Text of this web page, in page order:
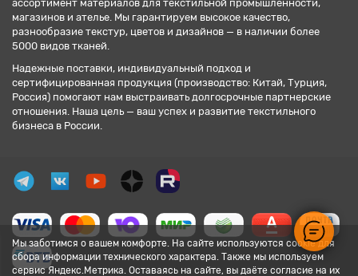
Мы заботимся о вашем комфорте. На сайте используются cookie для
сбора информации технического характера. Также мы используем
сервис Яндекс.Метрика. Оставаясь на сайте, вы даёте согласие на их
ассортимент материалов для текстильной промышленности,
магазинов и ателье. Мы гарантируем высокое качество,
разнообразие текстур, цветов и дизайнов — в наличии более
5000 видов тканей.
Надежные поставки, индивидуальный подход и
сертифицированная продукция (производство: Китай, Турция,
Россия) помогают нам выстраивать долгосрочные партнерские
отношения. Наша цель — ваш успех и развитие текстильного
бизнеса в России.